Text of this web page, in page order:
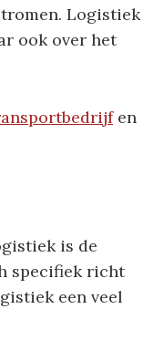
Logistiek
ook over het
en
is de
specifiek richt
een veel